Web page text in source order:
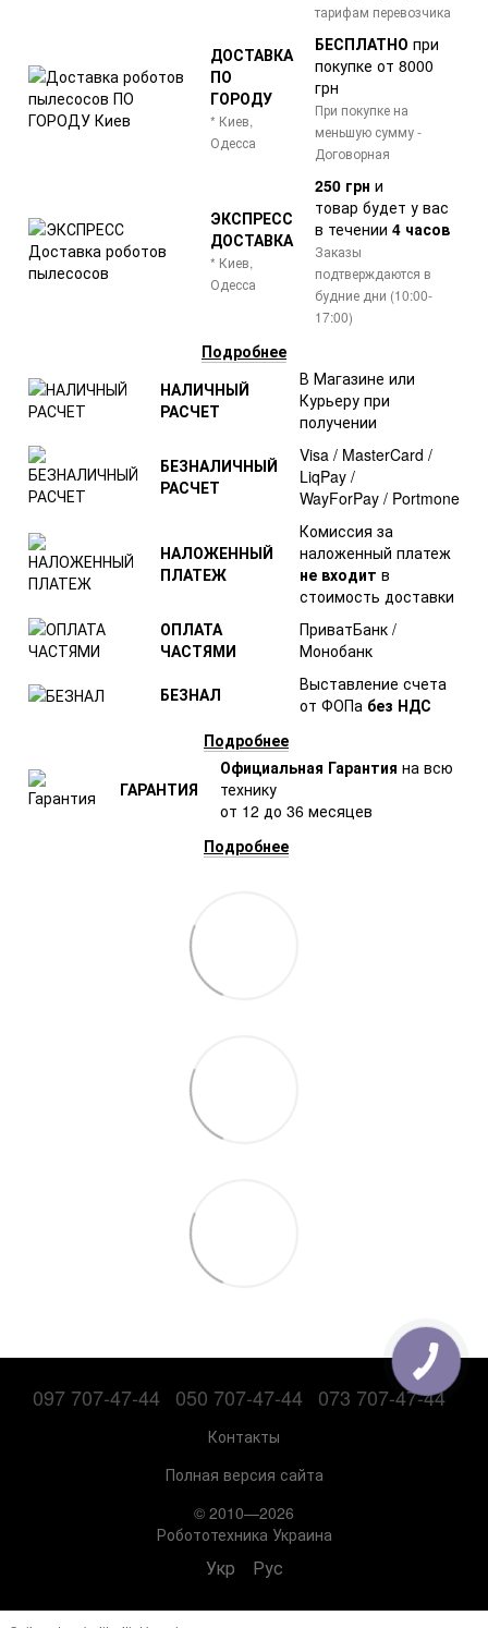
тарифам перевозчика
ДОСТАВКА
ПО
ГОРОДУ
* Киев,
Одесса
БЕСПЛАТНО при
покупке от 8000
грн
При покупке на
меньшую сумму -
Договорная
ЭКСПРЕСС
ДОСТАВКА
* Киев,
Одесса
250 грн и
товар будет у вас
в течении 4 часов
Заказы
подтверждаются в
будние дни (10:00-
17:00)
Подробнее
НАЛИЧНЫЙ
РАСЧЕТ
В Магазине или
Курьеру при
получении
БЕЗНАЛИЧНЫЙ
РАСЧЕТ
Visa / MasterCard /
LiqPay /
WayForPay / Portmone
НАЛОЖЕННЫЙ
ПЛАТЕЖ
Комиссия за
наложенный платеж
не входит в
стоимость доставки
ОПЛАТА
ЧАСТЯМИ
ПриватБанк /
Монобанк
БЕЗНАЛ
Выставление счета
от ФОПа без НДС
Подробнее
ГАРАНТИЯ
Официальная Гарантия на всю
технику
от 12 до 36 месяцев
Подробнее
097 707-47-44 050 707-47-44 073 707-47-44
Контакты
Полная версия сайта
© 2010—2026
Робототехника Украина
Укр Рус